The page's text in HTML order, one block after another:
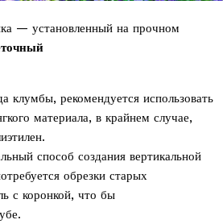
— установленный на прочном
клумбы, рекомендуется использовать
материала, в крайнем случае,
способ создания вертикальной
обрезки старых
с коронкой, что бы